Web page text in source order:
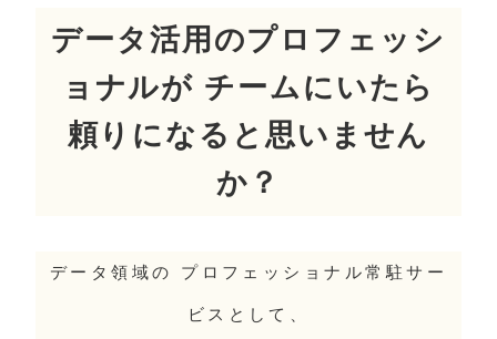
データ活用のプロフェッシ
ョナルが チームにいたら
頼りになると思いません
か？
データ領域の プロフェッショナル常駐サー
ビスとして、